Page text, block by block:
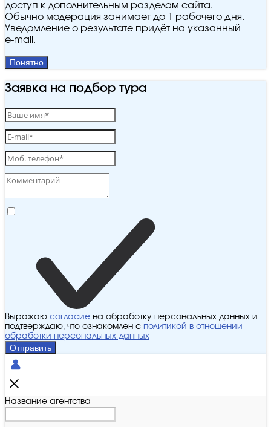
доступ к дополнительным разделам сайта.
Обычно модерация занимает до 1 рабочего дня.
Уведомление о результате придёт на указанный
e‑mail.
Понятно
Заявка на подбор тура
Выражаю согласие на обработку персональных данных и
подтверждаю, что ознакомлен с политикой в отношении
обработки персональных данных
Отправить
Название агентства